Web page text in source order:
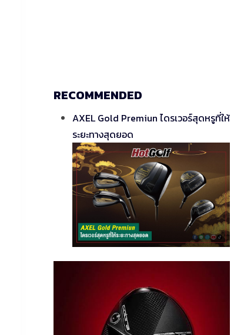
RECOMMENDED
AXEL Gold Premiun ไดรเวอร์สุดหรูที่ให้
ระยะทางสุดยอด